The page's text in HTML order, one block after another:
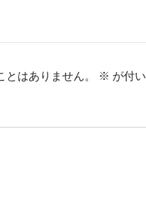
はありません。 ※ が付